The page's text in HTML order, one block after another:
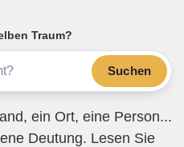
Traum?
Suchen
ein Ort, eine Person...
Deutung. Lesen Sie